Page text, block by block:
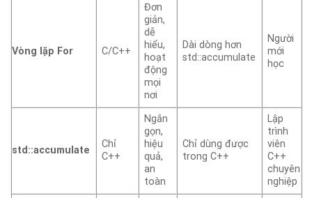
Vòng lặp For C/C++
Đơn
giản,
dễ
hiểu,
hoạt
động
mọi
nơi
Dài dòng hơn
std::accumulate
Người
mới
học
std::accumulate
Chỉ
C++
Ngắn
gọn,
hiệu
quả,
an
toàn
Chỉ dùng được
trong C++
Lập
trình
viên
C++
chuyên
nghiệp